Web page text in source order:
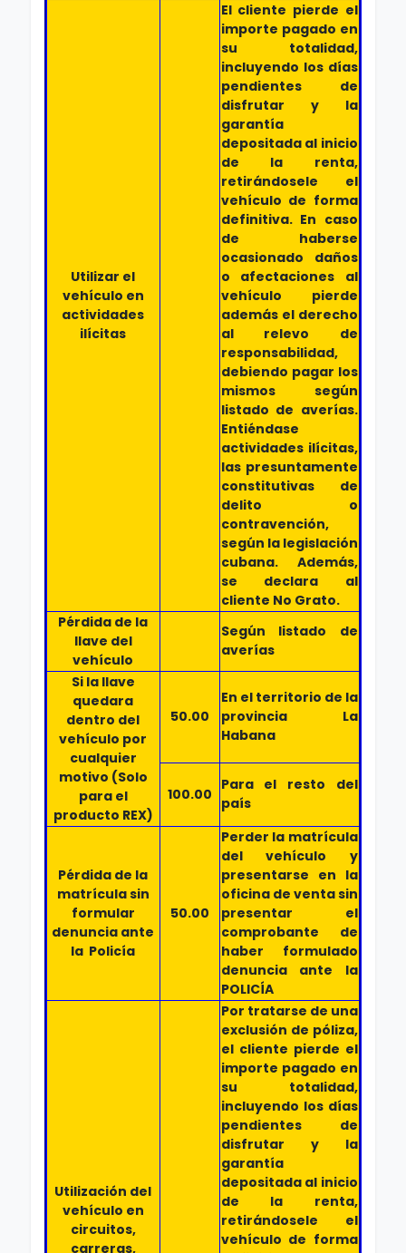
Utilizar el
vehículo en
actividades
ilícitas
El cliente pierde el
importe pagado en
su totalidad,
incluyendo los días
pendientes de
disfrutar y la
garantía
depositada al inicio
de la renta,
retirándosele el
vehículo de forma
definitiva. En caso
de haberse
ocasionado daños
o afectaciones al
vehículo pierde
además el derecho
al relevo de
responsabilidad,
debiendo pagar los
mismos según
listado de averías.
Entiéndase
actividades ilícitas,
las presuntamente
constitutivas de
delito o
contravención,
según la legislación
cubana. Además,
se declara al
cliente No Grato.
Pérdida de la
llave del
vehículo
Según listado de
averías
Si la llave
quedara
dentro del
vehículo por
cualquier
motivo (Solo
para el
producto REX)
50.00
En el territorio de la
provincia La
Habana
100.00
Para el resto del
país
Pérdida de la
matrícula sin
formular
denuncia ante
la Policía
50.00
Perder la matrícula
del vehículo y
presentarse en la
oficina de venta sin
presentar el
comprobante de
haber formulado
denuncia ante la
POLICÍA
Utilización del
vehículo en
circuitos,
carreras,
Por tratarse de una
exclusión de póliza,
el cliente pierde el
importe pagado en
su totalidad,
incluyendo los días
pendientes de
disfrutar y la
garantía
depositada al inicio
de la renta,
retirándosele el
vehículo de forma